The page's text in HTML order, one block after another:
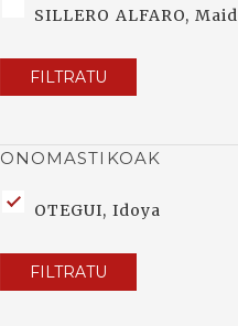
SILLERO ALFARO,
FILTRATU
ONOMASTIKOAK
OTEGUI, Idoya
FILTRATU